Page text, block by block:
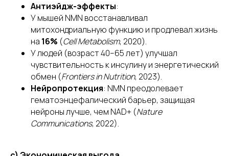
Антиэйдж-эффекты:
У мышей NMN восстанавливал
митохондриальную функцию и продлевал жизнь
на 16% (Cell Metabolism, 2020).
У людей (возраст 40–65 лет) улучшал
чувствительность к инсулину и энергетический
обмен (Frontiers in Nutrition, 2023).
Нейропротекция: NMN преодолевает
гематоэнцефалический барьер, защищая
нейроны лучше, чем NAD+ (Nature
Communications, 2022).